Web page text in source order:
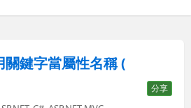
鍵字當屬性名稱 (
分享